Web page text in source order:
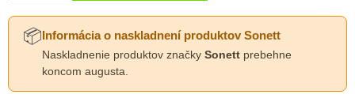
📦Informácia o naskladnení produktov Sonett
Naskladnenie produktov značky Sonett prebehne
koncom augusta.